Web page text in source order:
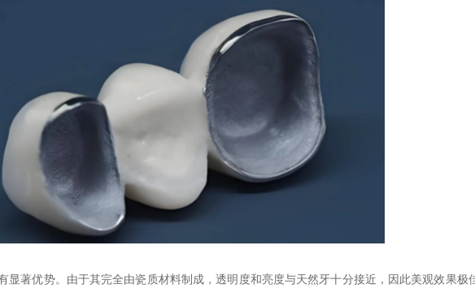
显著优势。由于其完全由瓷质材料制成，透明度和亮度与天然牙十分接近，因此美观效果极